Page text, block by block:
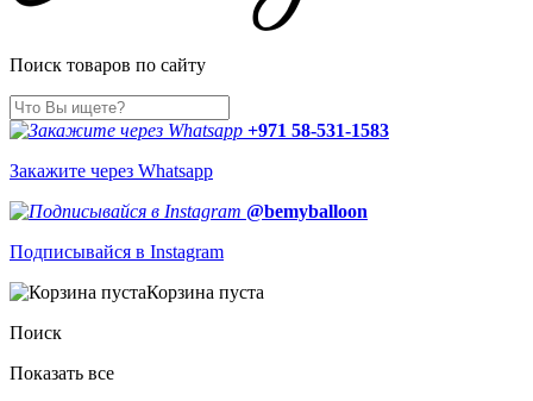
Поиск товаров по сайту
+971 58-531-1583
Закажите через Whatsapp
@bemyballoon
Подписывайся в Instagram
Корзина пуста
Поиск
Показать все